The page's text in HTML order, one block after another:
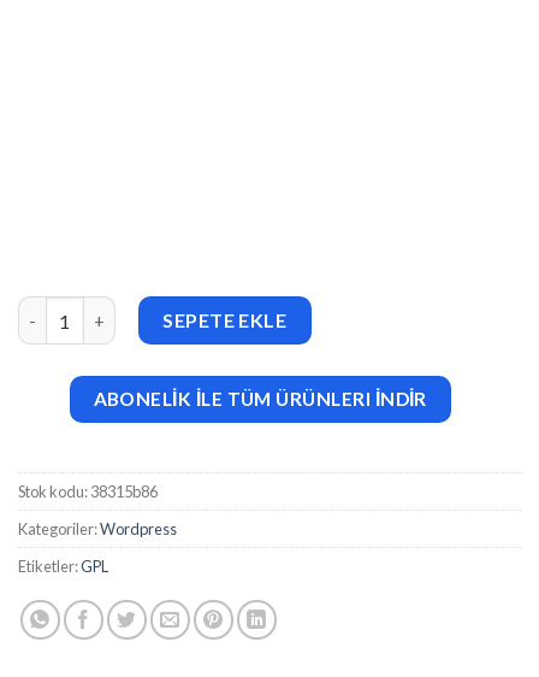
PetZone – Pet Care Services Elementor Template Kit adet
SEPETE EKLE
ABONELİK İLE TÜM ÜRÜNLERI İNDİR
Stok kodu:38315b86
Kategoriler:Wordpress
Etiketler:GPL